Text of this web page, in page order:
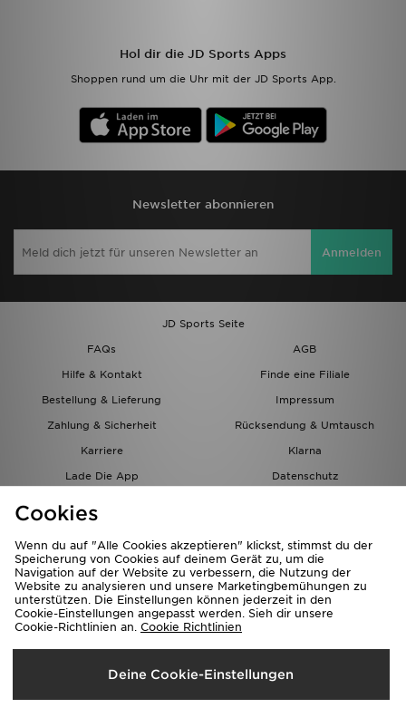
Hol dir die JD Sports Apps
Shoppen rund um die Uhr mit der JD Sports App.
Newsletter abonnieren
Anmelden
JD Sports Seite
FAQs
AGB
Hilfe & Kontakt
Finde eine Filiale
Bestellung & Lieferung
Impressum
Zahlung & Sicherheit
Rücksendung & Umtausch
Karriere
Klarna
Lade Die App
Datenschutz
Lieferung Nach
Österreich
Cookies
Wenn du auf "Alle Cookies akzeptieren" klickst, stimmst du der
Speicherung von Cookies auf deinem Gerät zu, um die
Navigation auf der Website zu verbessern, die Nutzung der
Website zu analysieren und unsere Marketingbemühungen zu
unterstützen. Die Einstellungen können jederzeit in den
Cookie-Einstellungen angepasst werden. Sieh dir unsere
Cookie-Richtlinien an. Cookie Richtlinien
Deine Cookie-Einstellungen